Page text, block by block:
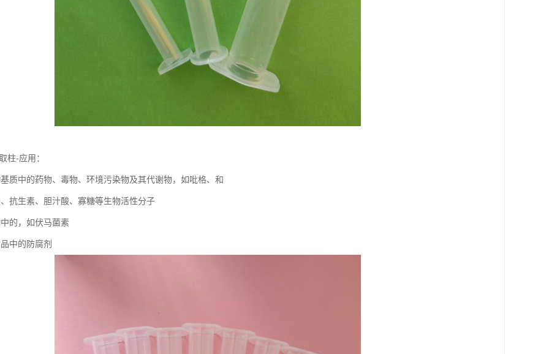
柱-应用：
质中的药物、毒物、环境污染物及其代谢物，如吡格、和
抗生素、胆汁酸、寡糖等生物活性分子
的，如伏马菌素
中的防腐剂